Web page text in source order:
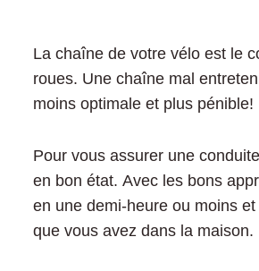
La chaîne de votre vélo est le
roues. Une chaîne mal
moins optimale et plus pénible!
Pour vous assurer une
en bon état. Avec les bons
en une demi-heure ou moins
que vous avez dans la maison.